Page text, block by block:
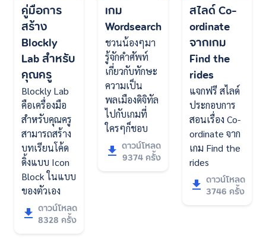
คู่มือการ
สร้าง
Blockly
Lab สำหรับ
คุณครู
Blockly Lab
คือเครื่องมือ
สำหรับคุณครู
สามารถสร้าง
บทเรียนโค้ด
ดิ้งแบบ Icon
Block ในแบบ
ของตัวเอง
ดาวน์โหลด
8328 ครั้ง
เกม
Wordsearch
ชวนน้องๆมา
รู้จักคำศัพท์
เกี่ยวกับทักษะ
ความเป็น
พลเมืองดิจิทัล
ไปกับเกมที่
ใครๆก็ชอบ
ดาวน์โหลด
9374 ครั้ง
สไลด์ Co-
ordinate
จากเกม
Find the
rides
แจกฟรี สไลด์
ประกอบการ
สอนเรื่อง Co-
ordinate จาก
เกม Find the
rides
ดาวน์โหลด
3746 ครั้ง